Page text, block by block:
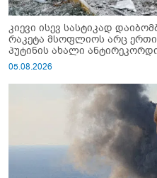
კიევი ისევ სასტიკად
რაკეტა მსოფლიოს არც ერთი
პუტინის ახალი
05.08.2026